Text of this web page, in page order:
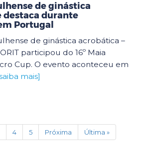
de ginástica
destaca durante
Portugal
de ginástica acrobática –
participou do 16º Maia
Cup. O evento aconteceu em
mais]
4 5 Próxima Última »